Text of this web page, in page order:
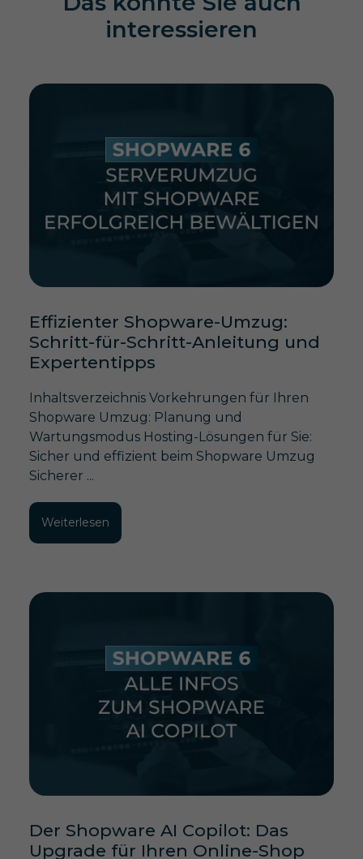
interessieren
Effizienter Shopware-Umzug:
Schritt-für-Schritt-Anleitung und
Expertentipps
Inhaltsverzeichnis Vorkehrungen für Ihren
Shopware Umzug: Planung und
Wartungsmodus Hosting-Lösungen für Sie:
Sicher und effizient beim Shopware Umzug
Sicherer ...
Weiterlesen
Der Shopware AI Copilot: Das
Upgrade für Ihren Online-Shop